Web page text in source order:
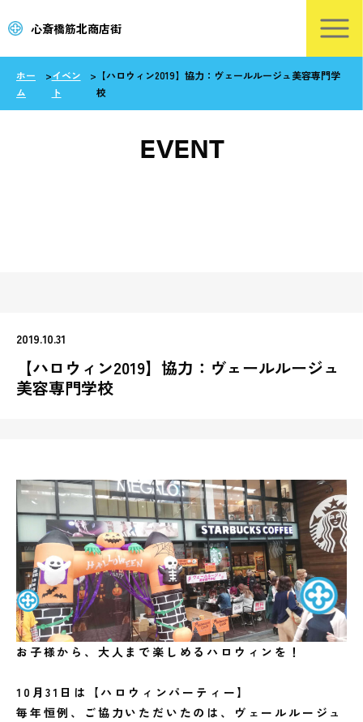
心斎橋筋北商店街
ホー
ム
>イベン
ト
> 【ハロウィン2019】協力：ヴェールルージュ美容専門学
校
EVENT
2019.10.31
【ハロウィン2019】協力：ヴェールルージュ
美容専門学校
お子様から、大人まで楽しめるハロウィンを！
10月31日は【ハロウィンパーティー】
毎年恒例、ご協力いただいたのは、ヴェールルージュ